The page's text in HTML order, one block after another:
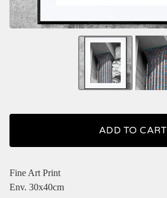
ADD TO CART
Fine Art Print
Env. 30x40cm